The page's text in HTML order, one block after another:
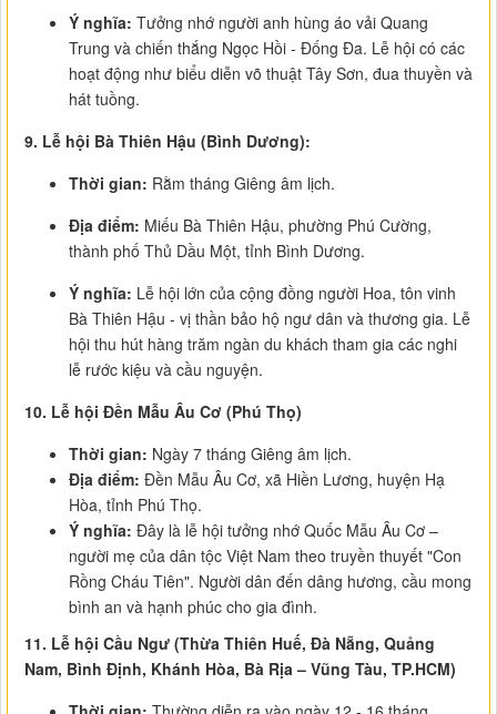
Ý nghĩa: Tưởng nhớ người anh hùng áo vải Quang
Trung và chiến thắng Ngọc Hồi - Đống Đa. Lễ hội có các
hoạt động như biểu diễn võ thuật Tây Sơn, đua thuyền và
hát tuồng.
9. Lễ hội Bà Thiên Hậu (Bình Dương):
Thời gian: Rằm tháng Giêng âm lịch.
Địa điểm: Miếu Bà Thiên Hậu, phường Phú Cường,
thành phố Thủ Dầu Một, tỉnh Bình Dương.
Ý nghĩa: Lễ hội lớn của cộng đồng người Hoa, tôn vinh
Bà Thiên Hậu - vị thần bảo hộ ngư dân và thương gia. Lễ
hội thu hút hàng trăm ngàn du khách tham gia các nghi
lễ rước kiệu và cầu nguyện.
10. Lễ hội Đền Mẫu Âu Cơ (Phú Thọ)
Thời gian: Ngày 7 tháng Giêng âm lịch.
Địa điểm: Đền Mẫu Âu Cơ, xã Hiền Lương, huyện Hạ
Hòa, tỉnh Phú Thọ.
Ý nghĩa: Đây là lễ hội tưởng nhớ Quốc Mẫu Âu Cơ –
người mẹ của dân tộc Việt Nam theo truyền thuyết "Con
Rồng Cháu Tiên". Người dân đến dâng hương, cầu mong
bình an và hạnh phúc cho gia đình.
11. Lễ hội Cầu Ngư (Thừa Thiên Huế, Đà Nẵng, Quảng
Nam, Bình Định, Khánh Hòa, Bà Rịa – Vũng Tàu, TP.HCM)